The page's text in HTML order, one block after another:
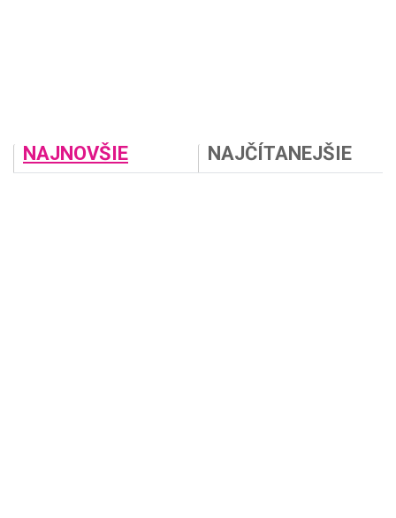
NAJNOVŠIE NAJČÍTANEJŠIE